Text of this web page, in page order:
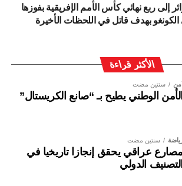
إلى ربع نهائي كأس الأمم الإفريقية بفوزها
بهدف قاتل في اللحظات الأخيرة
الأكثر قراءة
أمن سنتين مضت
الأمن الوطني يطيح بـ “صانع الكريستال”
سنتين مضت
مصارع عراقي يحقق إنجازا تاريخيا في
التصنيف الدولي